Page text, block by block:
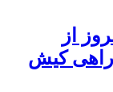
از
راهی کیش